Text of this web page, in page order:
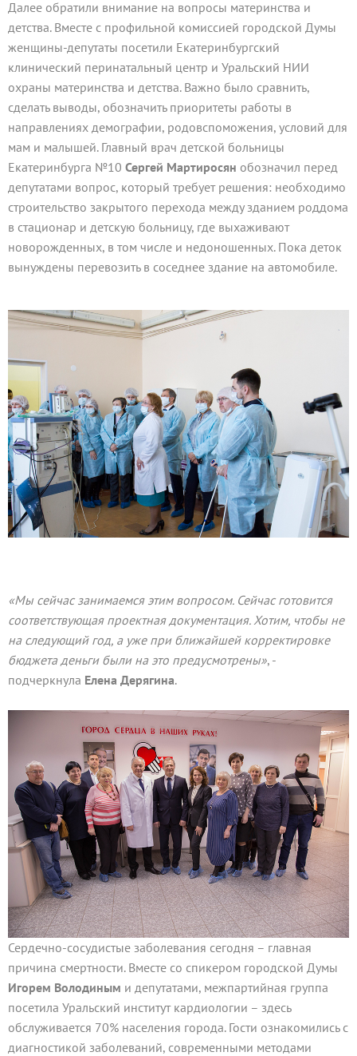
Далее обратили внимание на вопросы материнства и
детства. Вместе с профильной комиссией городской Думы
женщины-депутаты посетили Екатеринбургский
клинический перинатальный центр и Уральский НИИ
охраны материнства и детства. Важно было сравнить,
сделать выводы, обозначить приоритеты работы в
направлениях демографии, родовспоможения, условий для
мам и малышей. Главный врач детской больницы
Екатеринбурга №10 Сергей Мартиросян обозначил перед
депутатами вопрос, который требует решения: необходимо
строительство закрытого перехода между зданием роддома
в стационар и детскую больницу, где выхаживают
новорожденных, в том числе и недоношенных. Пока деток
вынуждены перевозить в соседнее здание на автомобиле.
«Мы сейчас занимаемся этим вопросом. Сейчас готовится
соответствующая проектная документация. Хотим, чтобы не
на следующий год, а уже при ближайшей корректировке
бюджета деньги были на это предусмотрены», -
подчеркнула Елена Дерягина.
Сердечно-сосудистые заболевания сегодня – главная
причина смертности. Вместе со спикером городской Думы
Игорем Володиным и депутатами, межпартийная группа
посетила Уральский институт кардиологии – здесь
обслуживается 70% населения города. Гости ознакомились с
диагностикой заболеваний, современными методами